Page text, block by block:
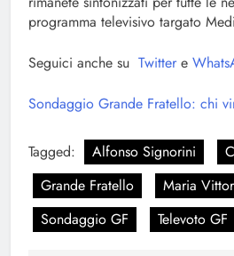
programma televisivo targato
Seguici anche su Twitter e
Sondaggio Grande Fratello: chi
Tagged: Alfonso Signorini
Grande Fratello
Maria
Sondaggio GF
Televoto GF